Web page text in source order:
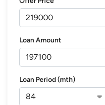
Loan Amount
Loan Period (mth)